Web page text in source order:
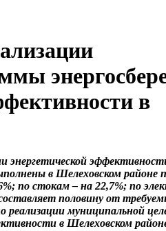
в
энергетической
в Шелеховском районе
по стокам – на 22,7%; по
половину от
реализации муниципальной
в Шелеховском